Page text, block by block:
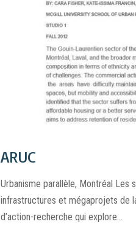
ARUC
Urbanisme parallèle, Montréal Les
infrastructures et mégaprojets de
d’action-recherche qui explore...